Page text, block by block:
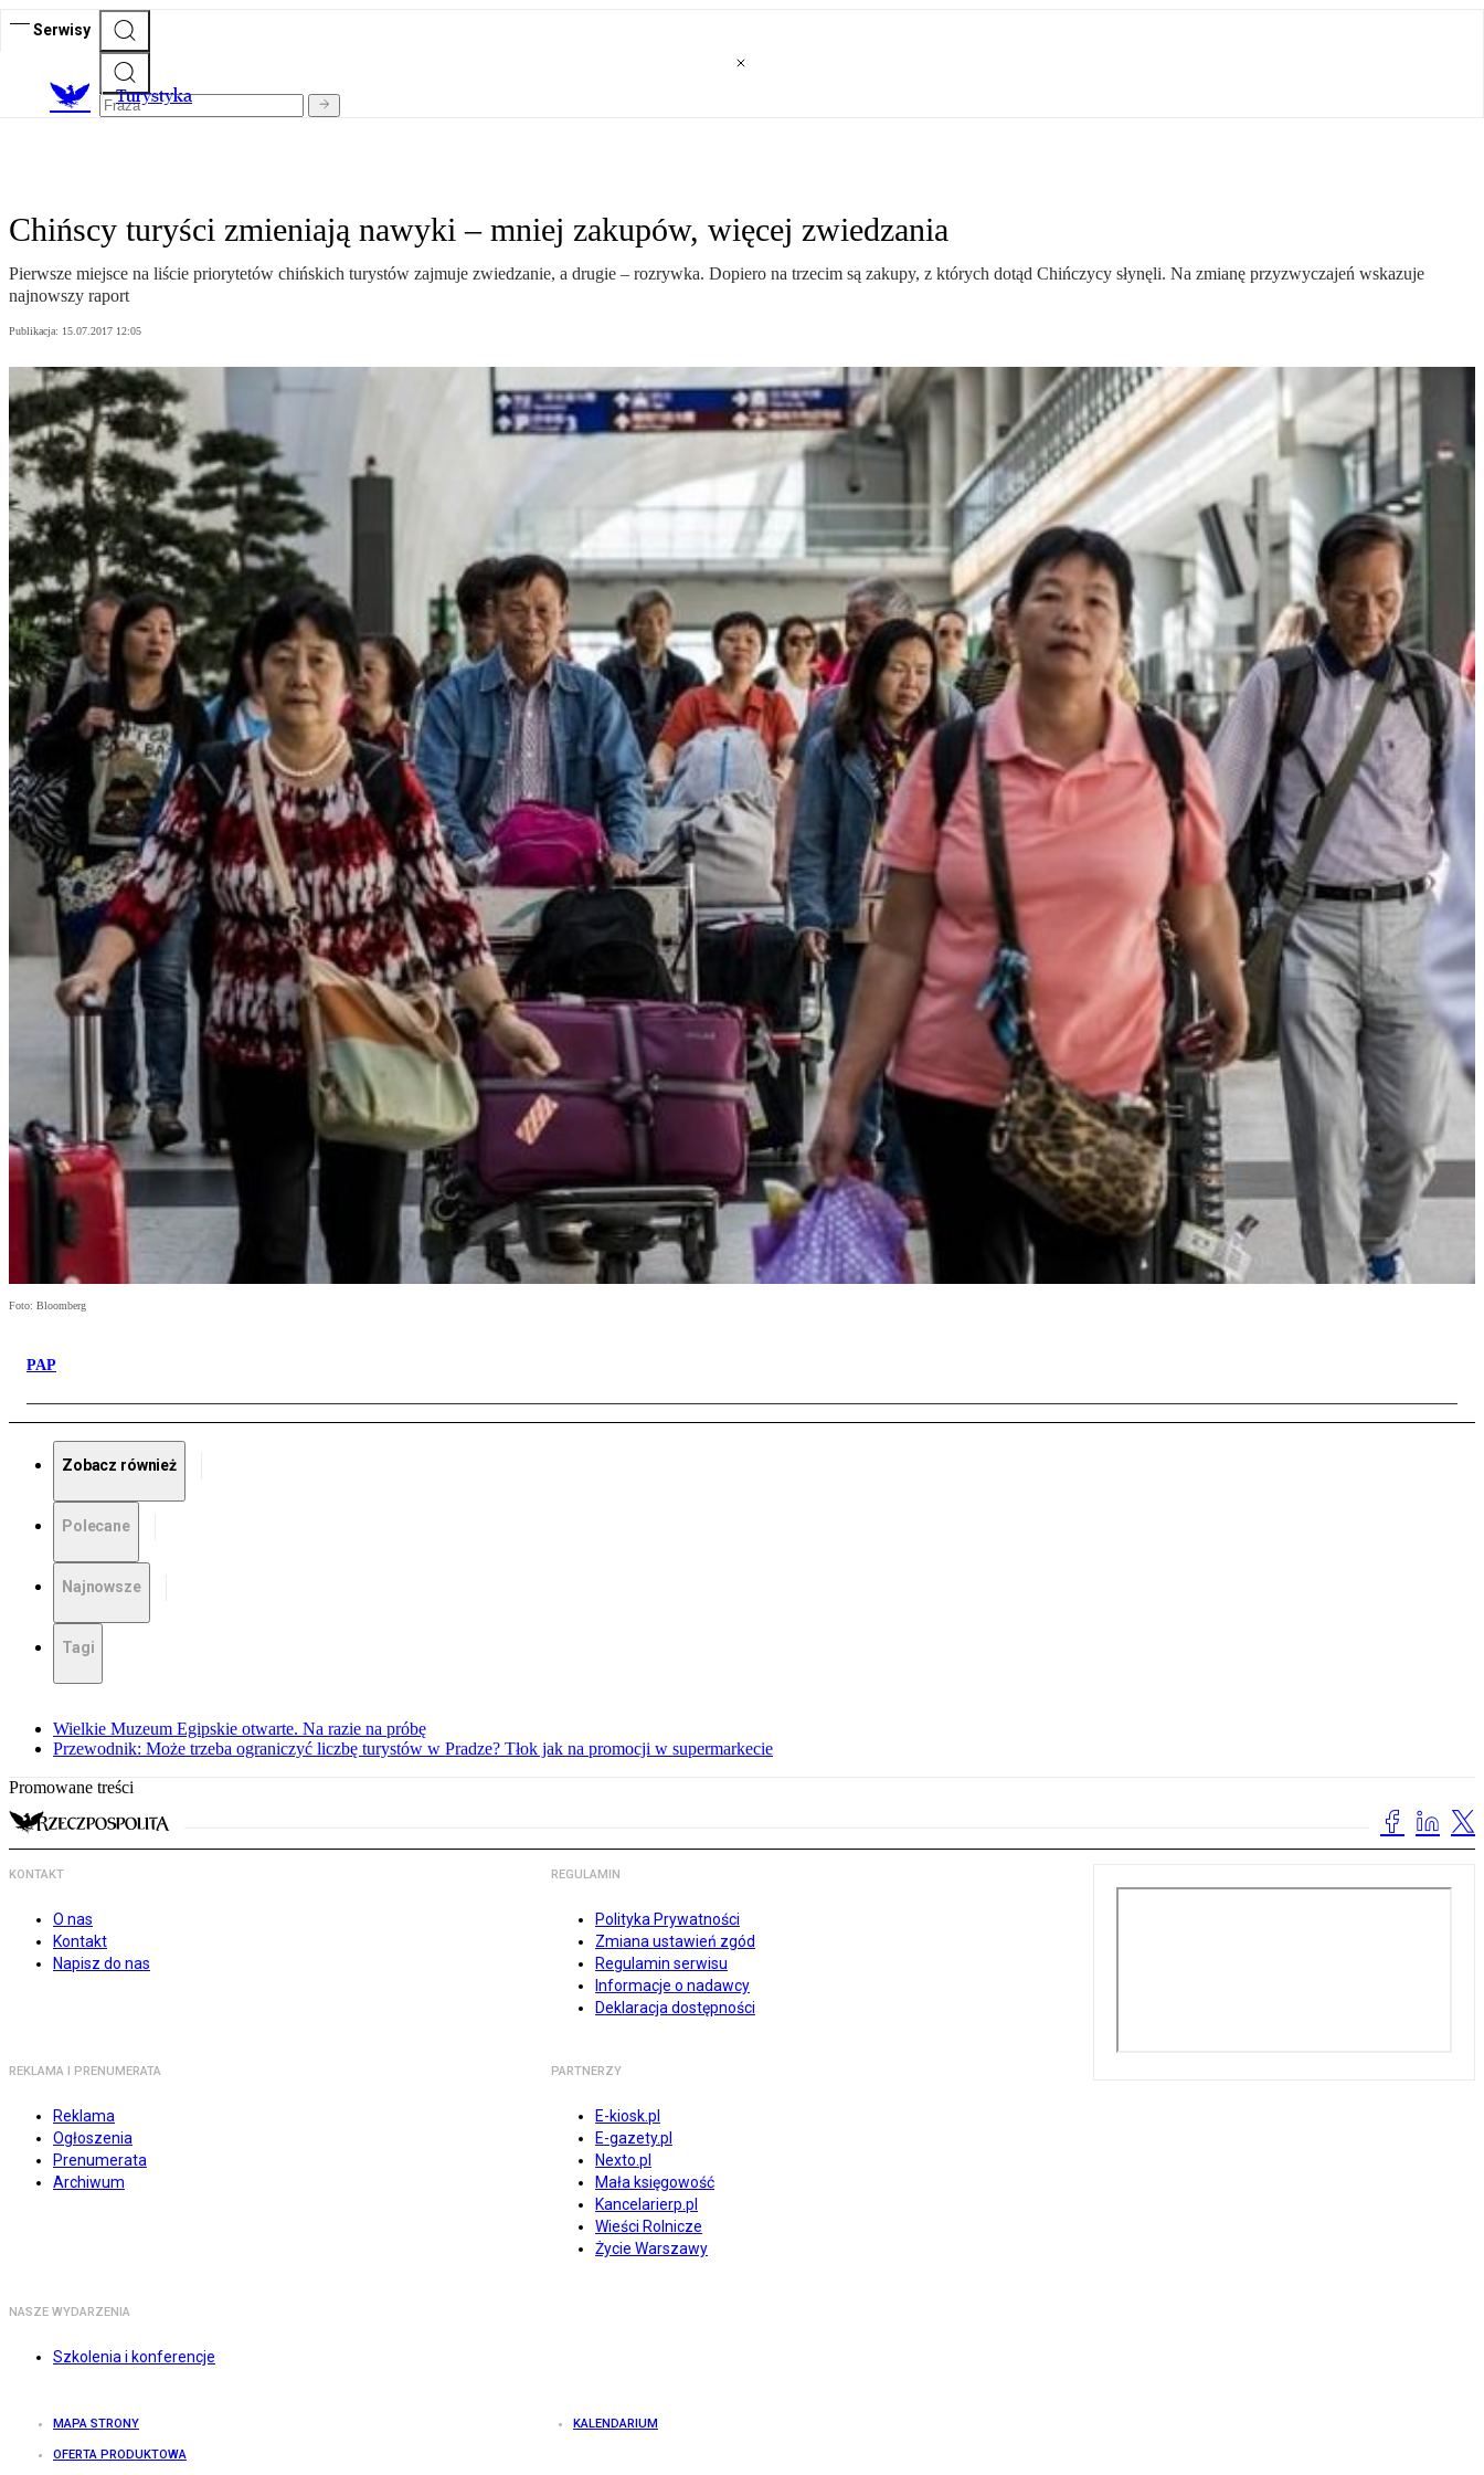
Serwisy
Turystyka
Chińscy turyści zmieniają nawyki – mniej zakupów, więcej zwiedzania
Pierwsze miejsce na liście priorytetów chińskich turystów zajmuje zwiedzanie, a drugie – rozrywka. Dopiero na trzecim są zakupy, z których dotąd Chińczycy słynęli. Na zmianę przyzwyczajeń wskazuje
najnowszy raport
Publikacja: 15.07.2017 12:05
Foto: Bloomberg
PAP
Zobacz również
Polecane
Najnowsze
Tagi
Wielkie Muzeum Egipskie otwarte. Na razie na próbę
Przewodnik: Może trzeba ograniczyć liczbę turystów w Pradze? Tłok jak na promocji w supermarkecie
Promowane treści
KONTAKT
O nas
Kontakt
Napisz do nas
REGULAMIN
Polityka Prywatności
Zmiana ustawień zgód
Regulamin serwisu
Informacje o nadawcy
Deklaracja dostępności
REKLAMA I PRENUMERATA
Reklama
Ogłoszenia
Prenumerata
Archiwum
PARTNERZY
E-kiosk.pl
E-gazety.pl
Nexto.pl
Mała księgowość
Kancelarierp.pl
Wieści Rolnicze
Życie Warszawy
NASZE WYDARZENIA
Szkolenia i konferencje
MAPA STRONY KALENDARIUM
OFERTA PRODUKTOWA